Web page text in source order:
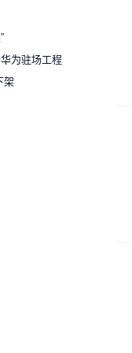
为驻场工程
架